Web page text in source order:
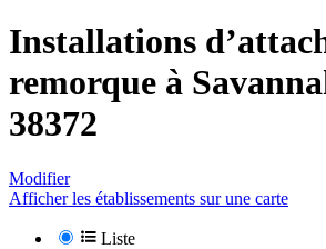
Installations
remorque à
38372
Modifier
Afficher les établissements sur une carte
Liste